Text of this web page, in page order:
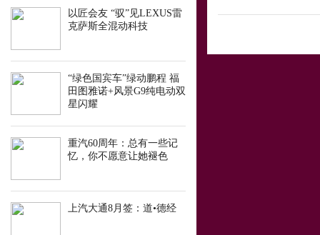
以匠会友 “驭”见LEXUS雷
克萨斯全混动科技
“绿色国宾车”绿动鹏程 福
田图雅诺+风景G9纯电动双
星闪耀
重汽60周年：总有一些记
忆，你不愿意让她褪色
上汽大通8月签：道•德经